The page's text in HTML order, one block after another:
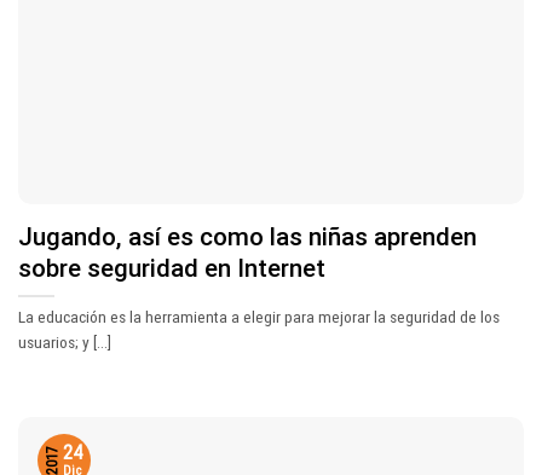
Jugando, así es como las niñas aprenden
sobre seguridad en Internet
La educación es la herramienta a elegir para mejorar la seguridad de los
usuarios; y [...]
24
Dic
2017